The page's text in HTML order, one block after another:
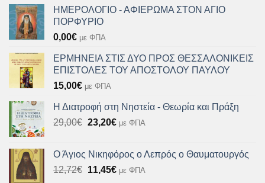
ΗΜΕΡΟΛΟΓΙΟ - ΑΦΙΕΡΩΜΑ ΣΤΟΝ ΑΓΙΟ
ΠΟΡΦΥΡΙΟ
0,00€ με ΦΠΑ
ΕΡΜΗΝΕΙΑ ΣΤΙΣ ΔΥΟ ΠΡΟΣ ΘΕΣΣΑΛΟΝΙΚΕΙΣ
ΕΠΙΣΤΟΛΕΣ ΤΟΥ ΑΠΟΣΤΟΛΟΥ ΠΑΥΛΟΥ
15,00€ με ΦΠΑ
Η Διατροφή στη Νηστεία - Θεωρία και Πράξη
29,00€ Original
29,00€.
23,20€Η
είναι:
23,20€.
με ΦΠΑ
Ο Άγιος Νικηφόρος ο Λεπρός ο Θαυματουργός
12,72€ Original
11,45€Ημε ΦΠΑ